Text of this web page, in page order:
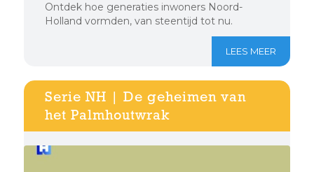
Ontdek hoe generaties inwoners Noord-
Holland vormden, van steentijd tot nu.
LEES MEER
Serie NH | De geheimen van
het Palmhoutwrak